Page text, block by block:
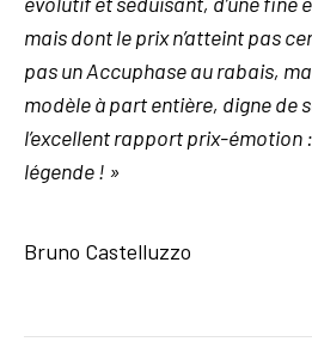
mais dont le prix n’atteint pas
pas un Accuphase au rabais,
modèle à part entière, digne de
l’excellent rapport prix-émotion
légende ! »
Bruno Castelluzzo